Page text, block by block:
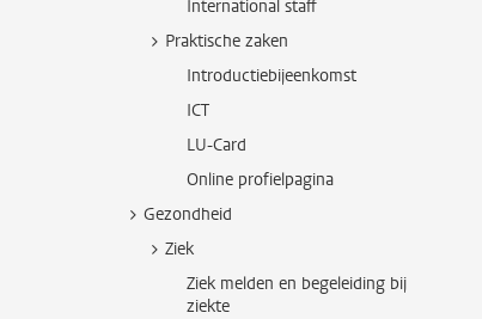
International staff
Praktische zaken
Introductiebijeenkomst
ICT
LU-Card
Online profielpagina
Gezondheid
Ziek
Ziek melden en begeleiding bij
ziekte